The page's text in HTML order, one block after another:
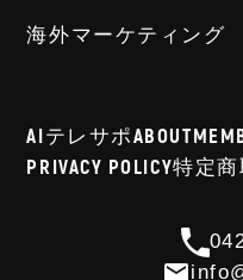
海外マーケティング
AIテレサポABOUT
PRIVACY POLICY特定